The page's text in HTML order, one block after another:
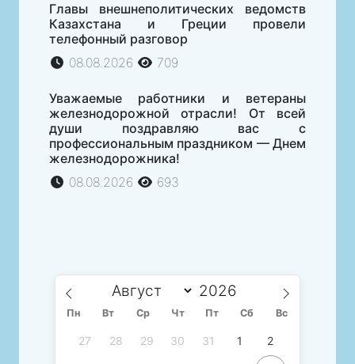
Главы внешнеполитических ведомств
Казахстана и Греции провели
телефонный разговор
08.08.2026
709
Уважаемые работники и ветераны
железнодорожной отрасли! От всей
души поздравляю вас с
профессиональным праздником — Днем
железнодорожника!
08.08.2026
693
Пн Вт Ср Чт Пт Сб Вс
27 28 29 30 31 1 2